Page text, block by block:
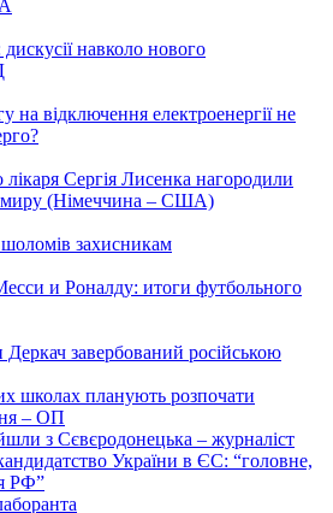
навколо нового
на відключення електроенергії не
лікаря Сергія Лисенка нагородили
(Німеччина – США)
захисникам
и Роналду: итоги футбольного
завербований російською
школах планують розпочати
– ОП
з Сєвєродонецька – журналіст
України в ЄС: “головне,
РФ”